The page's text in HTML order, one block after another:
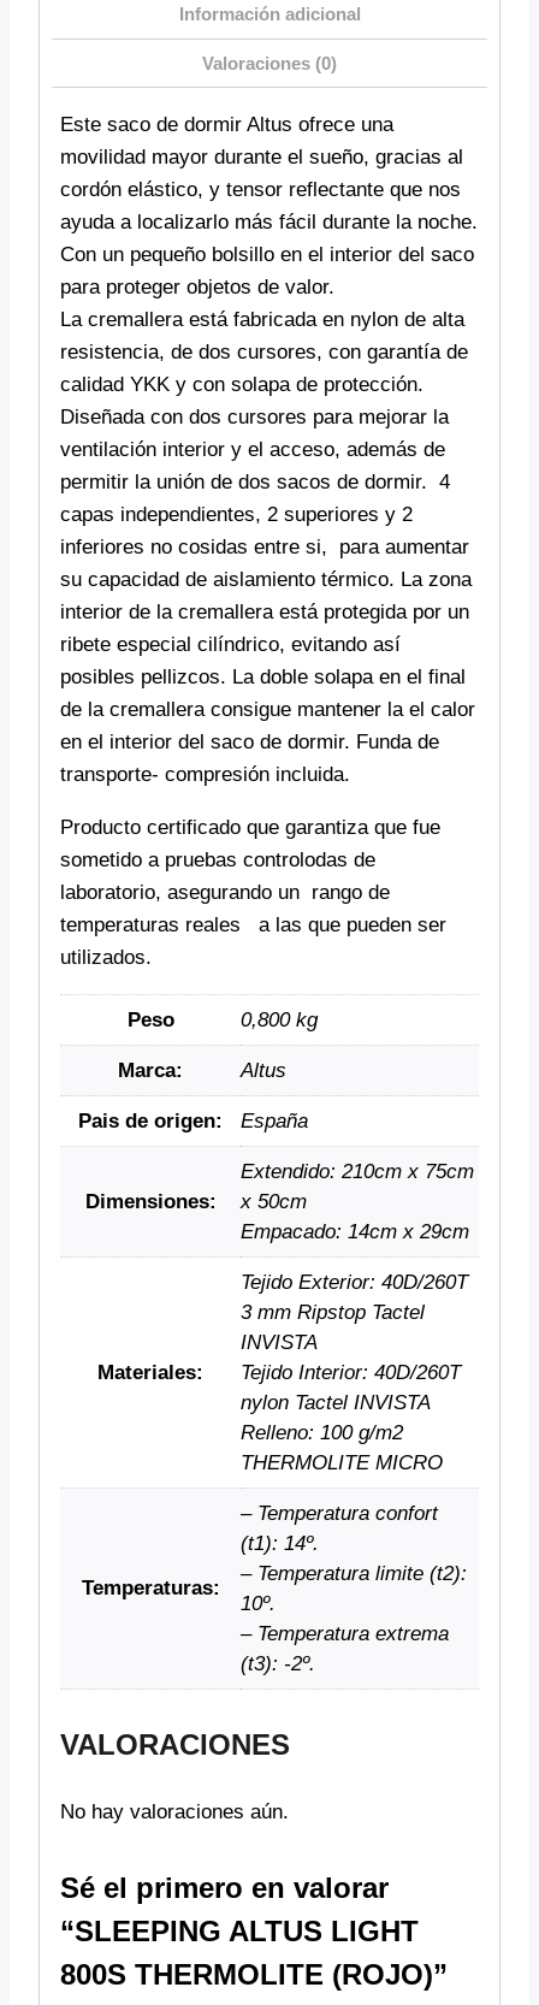
Información adicional
Valoraciones (0)
Este saco de dormir Altus ofrece una
movilidad mayor durante el sueño, gracias al
cordón elástico, y tensor reflectante que nos
ayuda a localizarlo más fácil durante la noche.
Con un pequeño bolsillo en el interior del saco
para proteger objetos de valor.
La cremallera está fabricada en nylon de alta
resistencia, de dos cursores, con garantía de
calidad YKK y con solapa de protección.
Diseñada con dos cursores para mejorar la
ventilación interior y el acceso, además de
permitir la unión de dos sacos de dormir. 4
capas independientes, 2 superiores y 2
inferiores no cosidas entre si, para aumentar
su capacidad de aislamiento térmico. La zona
interior de la cremallera está protegida por un
ribete especial cilíndrico, evitando así
posibles pellizcos. La doble solapa en el final
de la cremallera consigue mantener la el calor
en el interior del saco de dormir. Funda de
transporte- compresión incluida.
Producto certificado que garantiza que fue
sometido a pruebas controlodas de
laboratorio, asegurando un rango de
temperaturas reales a las que pueden ser
utilizados.
Peso 0,800 kg
Marca: Altus
Pais de origen: España
Dimensiones:
Extendido: 210cm x 75cm
x 50cm
Empacado: 14cm x 29cm
Materiales:
Tejido Exterior: 40D/260T
3 mm Ripstop Tactel
INVISTA
Tejido Interior: 40D/260T
nylon Tactel INVISTA
Relleno: 100 g/m2
THERMOLITE MICRO
Temperaturas:
– Temperatura confort
(t1): 14º.
– Temperatura limite (t2):
10º.
– Temperatura extrema
(t3): -2º.
VALORACIONES
No hay valoraciones aún.
Sé el primero en valorar
“SLEEPING ALTUS LIGHT
800S THERMOLITE (ROJO)”